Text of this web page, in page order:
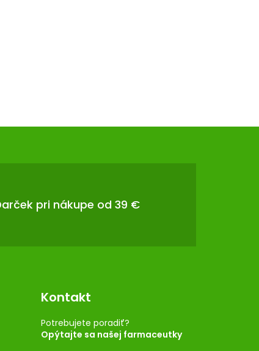
pri nákupe od 39 €
Kontakt
Potrebujete poradiť?
Opýtajte sa našej farmaceutky